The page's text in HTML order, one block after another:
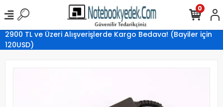
2900 TL ve Üzeri Alışverişlerde Kargo Bedava! (Bayiler için
120USD)
0